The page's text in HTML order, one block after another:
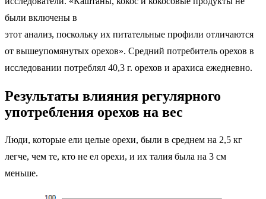
были включены в
этот анализ, поскольку их питательные профили отличаются
от вышеупомянутых орехов». Средний потребитель орехов в
исследовании потреблял 40,3 г. орехов и арахиса ежедневно.
Результаты влияния регулярного
употребления орехов на вес
Люди, которые ели целые орехи, были в среднем на 2,5 кг
легче, чем те, кто не ел орехи, и их талия была на 3 см
меньше.